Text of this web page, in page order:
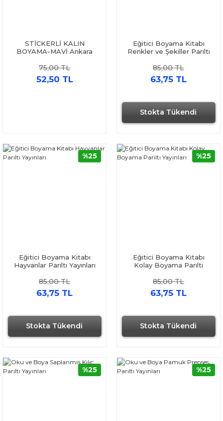
STİCKERLİ KALIN
BOYAMA-MAVİ Ankara
75,00 TL
52,50 TL
Stokta Tükendi
Eğitici Boyama Kitabı
Renkler ve Şekiller Parıltı
85,00 TL
63,75 TL
Stokta Tükendi
Eğitici Boyama Kitabı
Hayvanlar Parıltı Yayınları
85,00 TL
63,75 TL
%25
Stokta Tükendi
Eğitici Boyama Kitabı
Kolay Boyama Parıltı
85,00 TL
63,75 TL
%25
%25 %25